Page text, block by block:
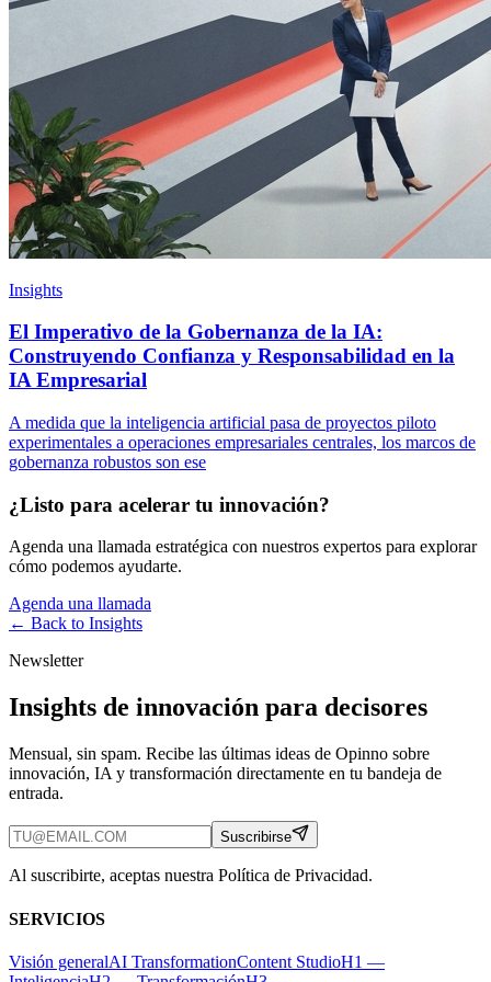
Insights
El Imperativo de la Gobernanza de la IA:
Construyendo Confianza y Responsabilidad en la
IA Empresarial
A medida que la inteligencia artificial pasa de proyectos piloto
experimentales a operaciones empresariales centrales, los marcos de
gobernanza robustos son ese
¿Listo para acelerar tu innovación?
Agenda una llamada estratégica con nuestros expertos para explorar
cómo podemos ayudarte.
Agenda una llamada
← Back to Insights
Newsletter
Insights de innovación para decisores
Mensual, sin spam. Recibe las últimas ideas de Opinno sobre
innovación, IA y transformación directamente en tu bandeja de
entrada.
Suscribirse
Al suscribirte, aceptas nuestra Política de Privacidad.
SERVICIOS
Visión generalAI TransformationContent StudioH1 —